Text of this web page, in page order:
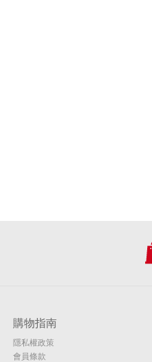
購物指南
隱私權政策
會員條款